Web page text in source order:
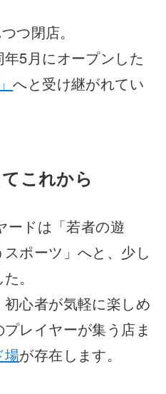
つ閉店。
5月にオープンした
へと受け継がれてい
これから
ードは「若者の遊
ポーツ」へと、少し
。
心者が気軽に楽しめ
レイヤーが集う店ま
場が存在します。